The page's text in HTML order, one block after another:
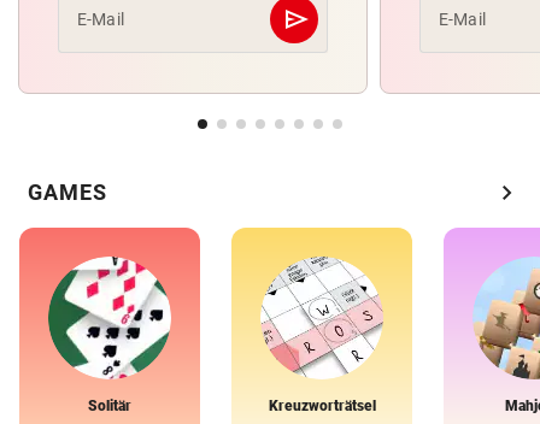
E-Mail send
Abschicken E-Mail
GAMES chevron_right
Solitär Kreuzworträtsel